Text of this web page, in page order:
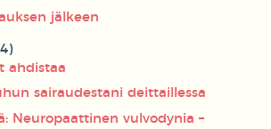
jälkeen
ahdistaa
sairaudestani deittaillessa
Neuropaattinen vulvodynia –